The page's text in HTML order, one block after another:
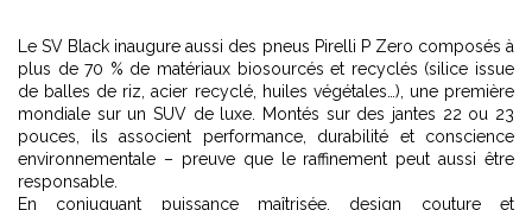
Le SV Black inaugure aussi des pneus Pirelli P Zero composés à
plus de 70 % de matériaux biosourcés et recyclés (silice issue
de balles de riz, acier recyclé, huiles végétales…), une première
mondiale sur un SUV de luxe. Montés sur des jantes 22 ou 23
pouces, ils associent performance, durabilité et conscience
environnementale – preuve que le raffinement peut aussi être
responsable.
En conjuguant puissance maîtrisée, design couture et